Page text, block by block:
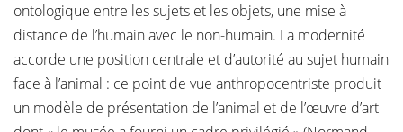
ontologique entre les sujets et les objets, une mise à
distance de l’humain avec le non-humain. La modernité
accorde une position centrale et d’autorité au sujet humain
face à l’animal : ce point de vue anthropocentriste produit
un modèle de présentation de l’animal et de l’œuvre d’art